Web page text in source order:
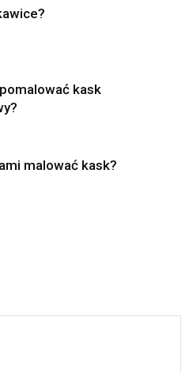
kask
malować kask?